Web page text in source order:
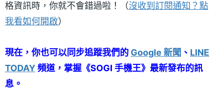
格資訊時，你就不會錯過啦！（沒收到訂閱通知？點
我看如何開啟）
現在，你也可以同步追蹤我們的 Google 新聞 、 LINE
TODAY頻道，掌握《SOGI 手機王》最新發布的訊
息。